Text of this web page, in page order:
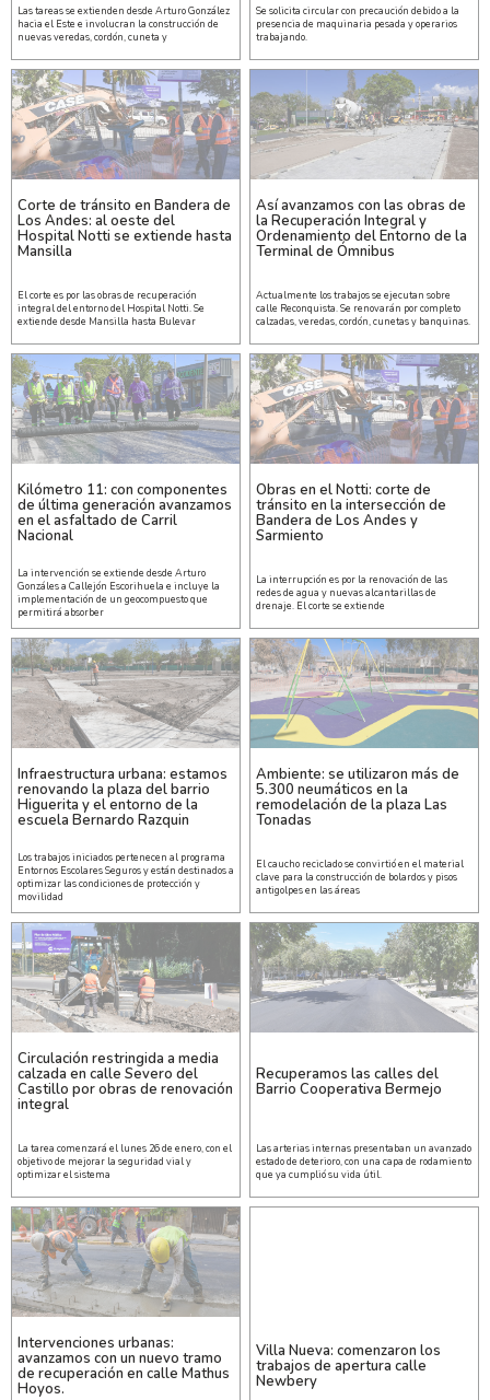
Las tareas se extienden desde Arturo González
hacia el Este e involucran la construcción de
nuevas veredas, cordón, cuneta y
Se solicita circular con precaución debido a la
presencia de maquinaria pesada y operarios
trabajando.
Corte de tránsito en Bandera de
Los Andes: al oeste del
Hospital Notti se extiende hasta
Mansilla
El corte es por las obras de recuperación
integral del entorno del Hospital Notti. Se
extiende desde Mansilla hasta Bulevar
Así avanzamos con las obras de
la Recuperación Integral y
Ordenamiento del Entorno de la
Terminal de Ómnibus
Actualmente los trabajos se ejecutan sobre
calle Reconquista. Se renovarán por completo
calzadas, veredas, cordón, cunetas y banquinas.
Kilómetro 11: con componentes
de última generación avanzamos
en el asfaltado de Carril
Nacional
La intervención se extiende desde Arturo
Gonzáles a Callejón Escorihuela e incluye la
implementación de un geocompuesto que
permitirá absorber
Obras en el Notti: corte de
tránsito en la intersección de
Bandera de Los Andes y
Sarmiento
La interrupción es por la renovación de las
redes de agua y nuevas alcantarillas de
drenaje. El corte se extiende
Infraestructura urbana: estamos
renovando la plaza del barrio
Higuerita y el entorno de la
escuela Bernardo Razquin
Los trabajos iniciados pertenecen al programa
Entornos Escolares Seguros y están destinados a
optimizar las condiciones de protección y
movilidad
Ambiente: se utilizaron más de
5.300 neumáticos en la
remodelación de la plaza Las
Tonadas
El caucho reciclado se convirtió en el material
clave para la construcción de bolardos y pisos
antigolpes en las áreas
Circulación restringida a media
calzada en calle Severo del
Castillo por obras de renovación
integral
La tarea comenzará el lunes 26 de enero, con el
objetivo de mejorar la seguridad vial y
optimizar el sistema
Recuperamos las calles del
Barrio Cooperativa Bermejo
Las arterias internas presentaban un avanzado
estado de deterioro, con una capa de rodamiento
que ya cumplió su vida útil.
Intervenciones urbanas:
avanzamos con un nuevo tramo
de recuperación en calle Mathus
Hoyos.
Villa Nueva: comenzaron los
trabajos de apertura calle
Newbery